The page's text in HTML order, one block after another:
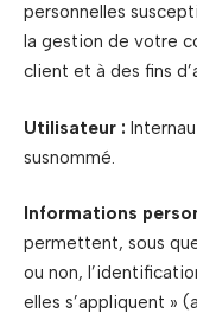
personnelles
la gestion de votre
client et à des fins
Utilisateur :
susnommé.
Informations
permettent, sous
ou non,
elles s’appliquent »